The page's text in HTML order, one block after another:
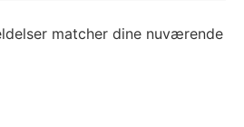
matcher dine nuværende